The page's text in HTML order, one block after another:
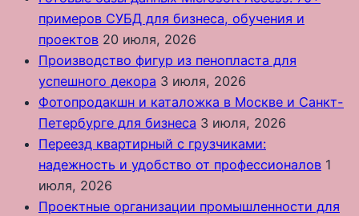
примеров СУБД для бизнеса, обучения и
проектов 20 июля, 2026
Производство фигур из пенопласта для
успешного декора 3 июля, 2026
Фотопродакшн и каталожка в Москве и Санкт-
Петербурге для бизнеса 3 июля, 2026
Переезд квартирный с грузчиками:
надежность и удобство от профессионалов 1
июля, 2026
Проектные организации промышленности для